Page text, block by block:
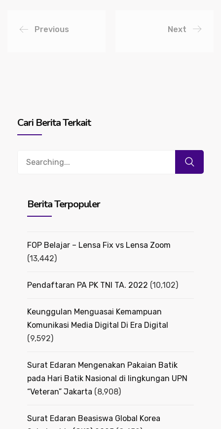
Previous Next
Cari Berita Terkait
Search
Berita Terpopuler
FOP Belajar – Lensa Fix vs Lensa Zoom
(13,442)
Pendaftaran PA PK TNI TA. 2022 (10,102)
Keunggulan Menguasai Kemampuan
Komunikasi Media Digital Di Era Digital
(9,592)
Surat Edaran Mengenakan Pakaian Batik
pada Hari Batik Nasional di lingkungan UPN
“Veteran” Jakarta (8,908)
Surat Edaran Beasiswa Global Korea